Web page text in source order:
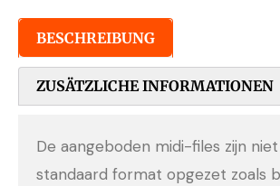
BESCHREIBUNG
ZUSÄTZLICHE INFORMATIONEN
De aangeboden midi-files zijn
standaard format opgezet zoals